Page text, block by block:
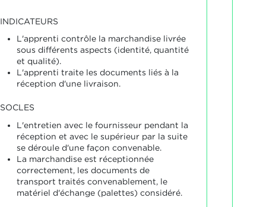
INDICATEURS
L'apprenti contrôle la marchandise livrée
sous différents aspects (identité, quantité
et qualité).
L'apprenti traite les documents liés à la
réception d'une livraison.
SOCLES
L'entretien avec le fournisseur pendant la
réception et avec le supérieur par la suite
se déroule d'une façon convenable.
La marchandise est réceptionnée
correctement, les documents de
transport traités convenablement, le
matériel d'échange (palettes) considéré.